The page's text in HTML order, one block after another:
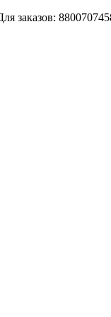
заказов: